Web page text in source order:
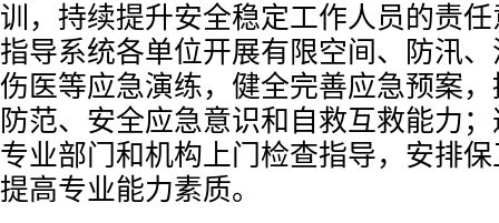
训，持续提升安全稳定工作人员的责
指导系统各单位开展有限空间、防汛
伤医等应急演练，健全完善应急预案
防范、安全应急意识和自救互救能力
专业部门和机构上门检查指导，安排
提高专业能力素质。